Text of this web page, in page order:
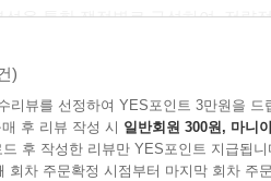
석을 통한 쟁점별로 구성하여, 전략
심쟁점과 최신판례 및 최신 기출을
의 최신 판례 및 15회 변호사시험
격을 위한 해커스변호사만의 추가
)
리뷰를 선정하여 YES포인트 3만원을 드
후 리뷰 작성 시 일반회원 300원, 마니
후 작성한 리뷰만 YES포인트 지급됩니
회차 주문확정 시점부터 마지막 회차 주